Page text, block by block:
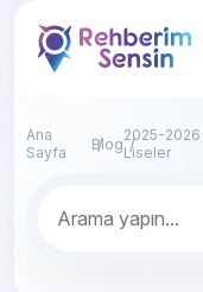
Ana
Sayfa
Blog2025-2026
Liseler